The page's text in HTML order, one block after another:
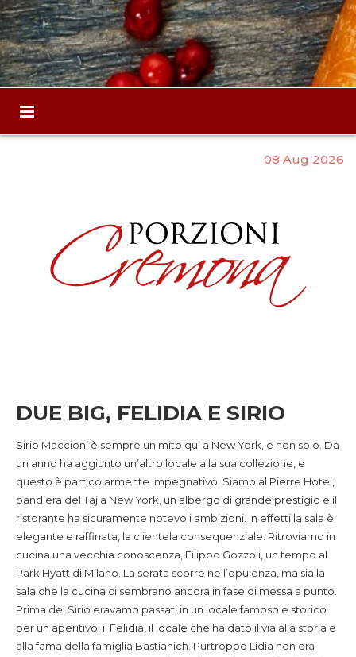
08 Aug 2026
DUE BIG, FELIDIA E SIRIO
Sirio Maccioni è sempre un mito qui a New York, e non solo. Da
un anno ha aggiunto un’altro locale alla sua collezione, e
questo è particolarmente impegnativo. Siamo al Pierre Hotel,
bandiera del Taj a New York, un albergo di grande prestigio e il
ristorante ha sicuramente notevoli ambizioni. In effetti la sala è
elegante e raffinata, la clientela consequenziale. Ritroviamo in
cucina una vecchia conoscenza, Filippo Gozzoli, un tempo al
Park Hyatt di Milano. La serata scorre nell’opulenza, ma sia la
sala che la cucina ci sembrano ancora in fase di messa a punto.
Prima del Sirio eravamo passati in un locale famoso e storico
per un aperitivo, il Felidia, il locale che ha dato il via alla storia e
alla fama della famiglia Bastianich. Purtroppo Lidia non era